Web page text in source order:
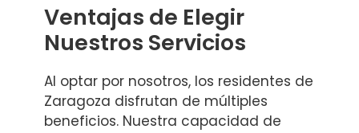
Ventajas de Elegir
Nuestros Servicios
Al optar por nosotros, los residentes de
Zaragoza disfrutan de múltiples
beneficios. Nuestra capacidad de